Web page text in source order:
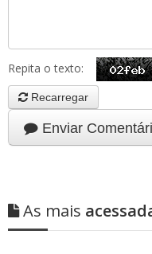
Repita o texto:
Recarregar
Enviar
As mais